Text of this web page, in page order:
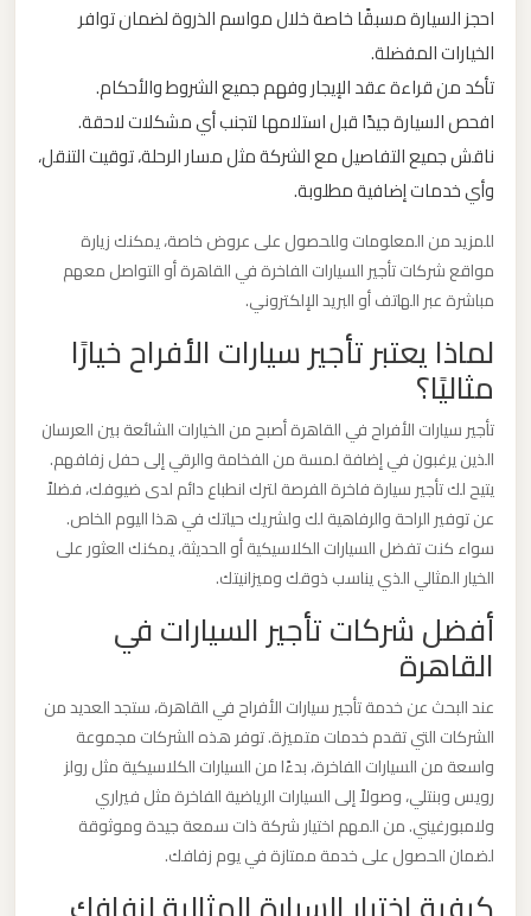
احجز السيارة مسبقًا خاصة خلال مواسم الذروة لضمان توافر
الخيارات المفضلة.
تأكد من قراءة عقد الإيجار وفهم جميع الشروط والأحكام.
افحص السيارة جيدًا قبل استلامها لتجنب أي مشكلات لاحقة.
ناقش جميع التفاصيل مع الشركة مثل مسار الرحلة، توقيت التنقل،
وأي خدمات إضافية مطلوبة.
للمزيد من المعلومات وللحصول على عروض خاصة، يمكنك زيارة
مواقع شركات تأجير السيارات الفاخرة في القاهرة أو التواصل معهم
مباشرة عبر الهاتف أو البريد الإلكتروني.
لماذا يعتبر تأجير سيارات الأفراح خيارًا
مثاليًا؟
تأجير سيارات الأفراح في القاهرة أصبح من الخيارات الشائعة بين العرسان
الذين يرغبون في إضافة لمسة من الفخامة والرقي إلى حفل زفافهم.
يتيح لك تأجير سيارة فاخرة الفرصة لترك انطباع دائم لدى ضيوفك، فضلاً
عن توفير الراحة والرفاهية لك ولشريك حياتك في هذا اليوم الخاص.
سواء كنت تفضل السيارات الكلاسيكية أو الحديثة، يمكنك العثور على
الخيار المثالي الذي يناسب ذوقك وميزانيتك.
أفضل شركات تأجير السيارات في
القاهرة
عند البحث عن خدمة تأجير سيارات الأفراح في القاهرة، ستجد العديد من
الشركات التي تقدم خدمات متميزة. توفر هذه الشركات مجموعة
واسعة من السيارات الفاخرة، بدءًا من السيارات الكلاسيكية مثل رولز
رويس وبنتلي، وصولاً إلى السيارات الرياضية الفاخرة مثل فيراري
ولامبورغيني. من المهم اختيار شركة ذات سمعة جيدة وموثوقة
لضمان الحصول على خدمة ممتازة في يوم زفافك.
ليموزين
مطار
الشيخ
ليموزين
مطار
سفنكس
ليموزين
مطار
العرب
والإسكندرية
ليموزين
مطار
العرب
مرسي
مطروح
ليموزين
مطار
العرب